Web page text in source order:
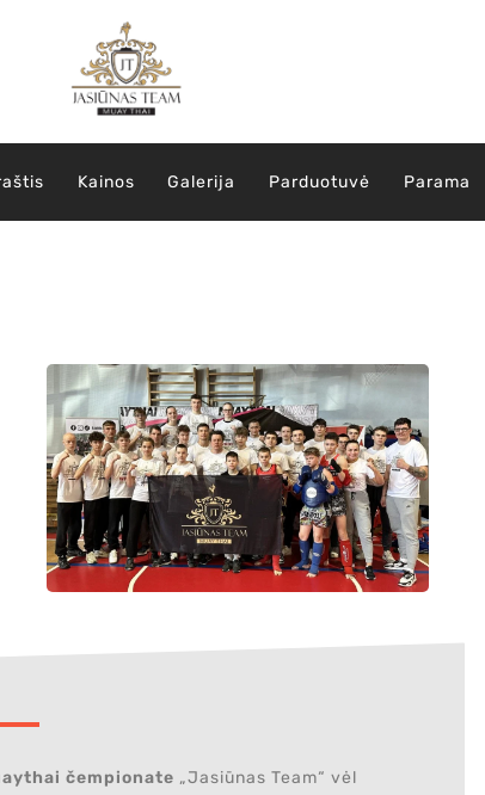
Kainos Galerija Parduotuvė Parama
čempionate „Jasiūnas Team“ vėl